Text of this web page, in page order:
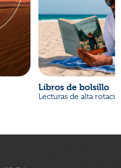
Libros de bolsillo
Lecturas de alta